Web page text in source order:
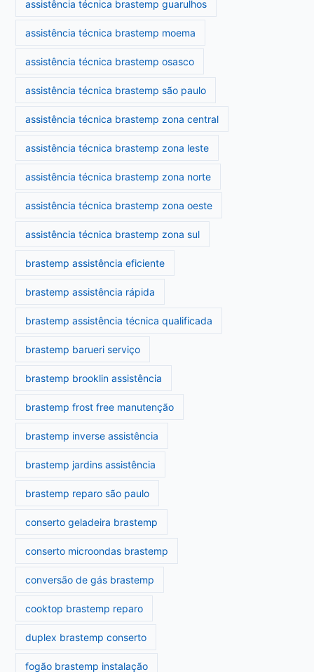
assistência técnica brastemp guarulhos
assistência técnica brastemp moema
assistência técnica brastemp osasco
assistência técnica brastemp são paulo
assistência técnica brastemp zona central
assistência técnica brastemp zona leste
assistência técnica brastemp zona norte
assistência técnica brastemp zona oeste
assistência técnica brastemp zona sul
brastemp assistência eficiente
brastemp assistência rápida
brastemp assistência técnica qualificada
brastemp barueri serviço
brastemp brooklin assistência
brastemp frost free manutenção
brastemp inverse assistência
brastemp jardins assistência
brastemp reparo são paulo
conserto geladeira brastemp
conserto microondas brastemp
conversão de gás brastemp
cooktop brastemp reparo
duplex brastemp conserto
fogão brastemp instalação